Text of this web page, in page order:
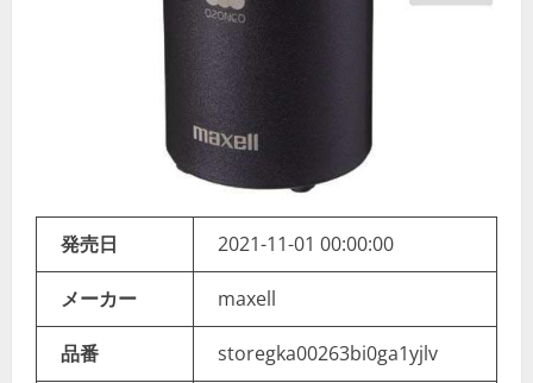
発売日 2021-11-01 00:00:00
メーカー maxell
品番 storegka00263bi0ga1yjlv